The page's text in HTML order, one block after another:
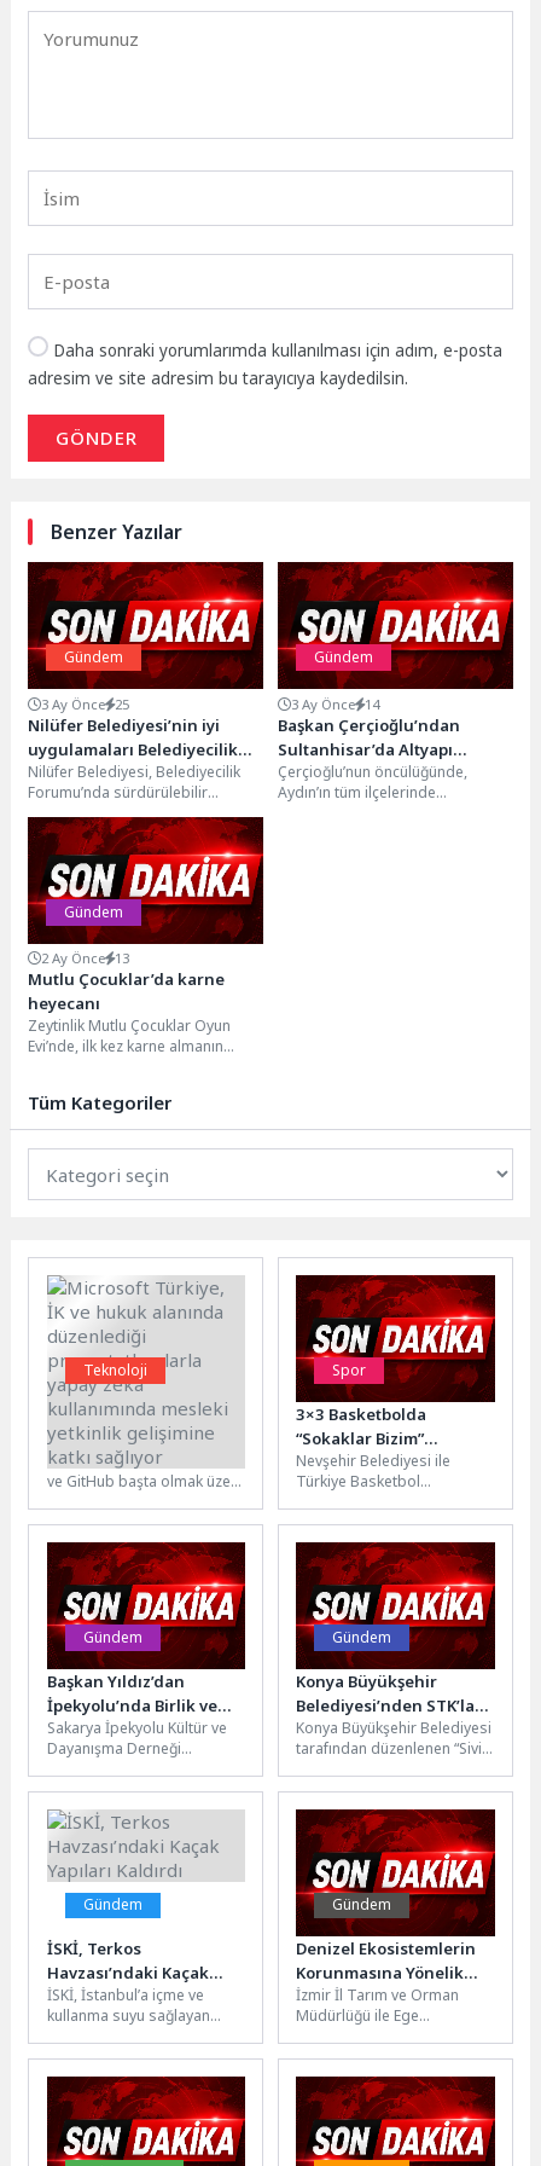
Daha sonraki yorumlarımda kullanılması için adım, e-posta
adresim ve site adresim bu tarayıcıya kaydedilsin.
GÖNDER
Benzer Yazılar
Gündem
3 Ay Önce 25
Nilüfer Belediyesi’nin iyi
uygulamaları Belediyecilik
Forumu’nda
Nilüfer Belediyesi, Belediyecilik
Forumu’nda sürdürülebilir
kalkınma, sosyal belediyecilik,
kapsayıcı istihdam, kültürel
dönüşüm, katılımcı yönetişim ve...
Gündem
3 Ay Önce 14
Başkan Çerçioğlu’ndan
Sultanhisar’da Altyapı
Yatırımı
Çerçioğlu’nun öncülüğünde,
Aydın’ın tüm ilçelerinde
Gündem
2 Ay Önce 13
Mutlu Çocuklar’da karne
heyecanı
Zeytinlik Mutlu Çocuklar Oyun
Evi’nde, ilk kez karne almanın
Tüm Kategoriler
Teknoloji
Microsoft Türkiye, İK ve
hukuk alanında
düzenlediği
promptathonlarla yapay
zeka kullanımında
gelişimine katkı sağlıyor
Microsoft, Microsoft Learn
ve GitHub başta olmak üzere
“prompt (yapay zeka
komutu)...
Spor
3×3 Basketbolda
“Sokaklar Bizim”
Şampiyonları Belli Oldu
Nevşehir Belediyesi ile
Türkiye Basketbol
Mayıs Gençlik Haftası
kapsamında düzenlenen
“Sokaklar Bizim”...
Gündem
Başkan Yıldız’dan
İpekyolu’nda Birlik ve
Beraberlik Vurgusu
Sakarya İpekyolu Kültür ve
Dayanışma Derneği
programa, Yüksek İstişare
Kurulu Üyesi ve Geyve...
Gündem
Konya Büyükşehir
Belediyesi’nden STK’lara
Proje ve Hibe Eğitimi
Konya Büyükşehir Belediyesi
tarafından düzenlenen “Sivil
Destek Programı”
kapsamında “Proje
Hazırlama ve...
Gündem
İSKİ, Terkos
Havzası’ndaki Kaçak
Yapıları Kaldırdı
İSKİ, İstanbul’a içme ve
kullanma suyu sağlayan
yapıları kaldırıldı. Son 7
yılda...
Gündem
Denizel Ekosistemlerin
Korunmasına Yönelik
Önemli İş Birliği
İzmir İl Tarım ve Orman
Müdürlüğü ile Ege
Fakültesi iş birliğinde,
denizel...